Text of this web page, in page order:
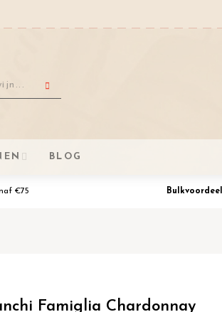
BLOG
€75 Bulkvoordeel
Famiglia Chardonnay